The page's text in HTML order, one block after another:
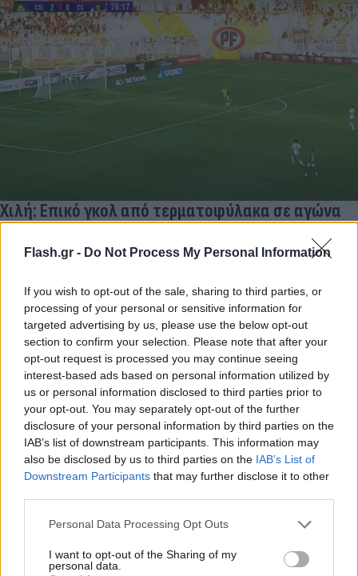
Flash.gr - Do Not Process My Personal Information
If you wish to opt-out of the sale, sharing to third parties, or
processing of your personal or sensitive information for
targeted advertising by us, please use the below opt-out
section to confirm your selection. Please note that after your
opt-out request is processed you may continue seeing
interest-based ads based on personal information utilized by
us or personal information disclosed to third parties prior to
your opt-out. You may separately opt-out of the further
disclosure of your personal information by third parties on the
IAB’s list of downstream participants. This information may
also be disclosed by us to third parties on the IAB’s List of
Downstream Participants that may further disclose it to other
Please note that this website/app uses one or more Google
not limited to your visit or usage behaviour. You may click to
grant or deny consent to Google and its third-party tags to
Personal Data Processing Opt Outs
I want to opt-out of the Sharing of my
personal data.
Χιλή: Επικό γκολ από τερματοφύλακα σε αγώνα
από το βολέ [vid]
23.03.2023 10:55
Τάνια